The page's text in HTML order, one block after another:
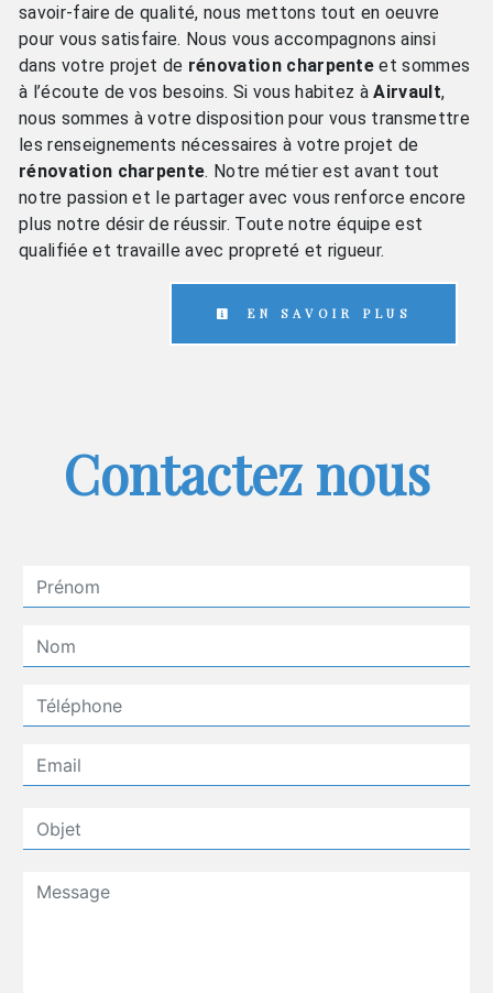
savoir-faire de qualité, nous mettons tout en oeuvre
pour vous satisfaire. Nous vous accompagnons ainsi
dans votre projet de rénovation charpente et sommes
à l’écoute de vos besoins. Si vous habitez àAirvault,
nous sommes à votre disposition pour vous transmettre
les renseignements nécessaires à votre projet de
rénovation charpente. Notre métier est avant tout
notre passion et le partager avec vous renforce encore
plus notre désir de réussir. Toute notre équipe est
qualifiée et travaille avec propreté et rigueur.
EN SAVOIR PLUS
Contactez nous